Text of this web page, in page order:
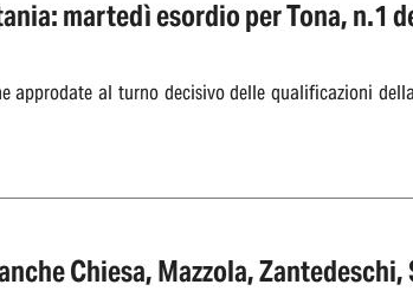
martedì esordio per Tona, n.1
approdate al turno decisivo delle qualificazioni
Chiesa, Mazzola,